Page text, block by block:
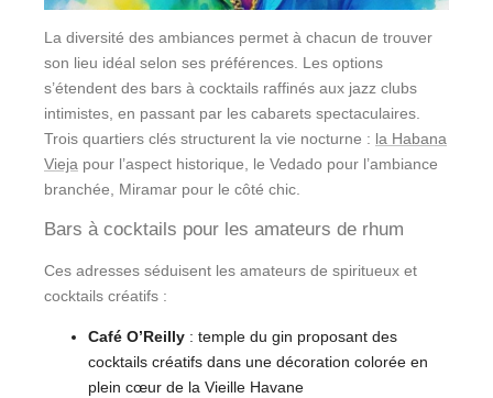
La diversité des ambiances permet à chacun de trouver
son lieu idéal selon ses préférences. Les options
s’étendent des bars à cocktails raffinés aux jazz clubs
intimistes, en passant par les cabarets spectaculaires.
Trois quartiers clés structurent la vie nocturne : la Habana
Vieja pour l’aspect historique, le Vedado pour l’ambiance
branchée, Miramar pour le côté chic.
Bars à cocktails pour les amateurs de rhum
Ces adresses séduisent les amateurs de spiritueux et
cocktails créatifs :
Café O’Reilly : temple du gin proposant des
cocktails créatifs dans une décoration colorée en
plein cœur de la Vieille Havane